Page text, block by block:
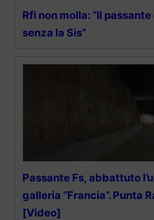
Rfi non molla: “Il
senza la Sis”
Passante Fs, abbattuto
galleria “Francia”. Punta
[Video]